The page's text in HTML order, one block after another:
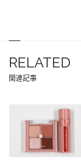
RELATED
関連記事